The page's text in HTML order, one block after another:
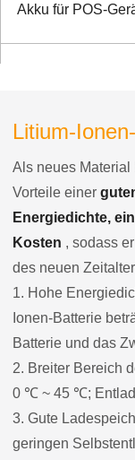
Akku für POS-
Litium-
Als neues Material
Vorteile einer
Energiedichte,
Kosten , sodass
des neuen
1. Hohe
Ionen-Batterie
Batterie und das
2. Breiter Bereich
0 ℃ ~ 45 ℃;
3. Gute
geringen